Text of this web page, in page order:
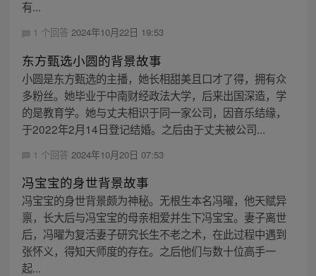
有...
1 个回答 2024年10月22日 19:53
东方甄选小圆的背景故事
小圆是东方甄选的主播，她长相甜美且口才了得，拥有众
多粉丝。她毕业于中南财经政法大学，后来出国深造，学
的是教育学。她与丈夫相识于同一家公司，因音乐结缘，
于2022年2月14日登记结婚。之后由于丈夫被公司...
1 个回答 2024年10月20日 07:53
冯宝宝的身世背景故事
冯宝宝的身世背景颇为神秘。无根生本名冯曜，他天赋异
禀，长大后与冯宝宝的母亲相爱并生下冯宝宝。妻子离世
后，冯曜为复活妻子研究长生不老之术，在此过程中遇到
张怀义，得知天师度的存在。之后他们与数十位高手一
起...